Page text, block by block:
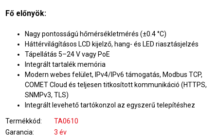
Fő előnyök:
Nagy pontosságú hőmérsékletmérés (±0.4 °C)
Háttérvilágításos LCD kijelző, hang- és LED riasztásjelzés
Tápellátás 5–24 V vagy PoE
Integrált tartalék memória
Modern webes felület, IPv4/IPv6 támogatás, Modbus TCP,
COMET Cloud és teljesen titkosított kommunikáció (HTTPS,
SNMPv3, TLS)
Integrált levehető tartókonzol az egyszerű telepítéshez
Termékkód
TA0610
Garancia
3 év